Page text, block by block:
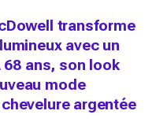
transforme
avec un
ans, son look
mode
argentée